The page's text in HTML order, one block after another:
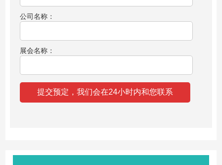
公司名称：
展会名称：